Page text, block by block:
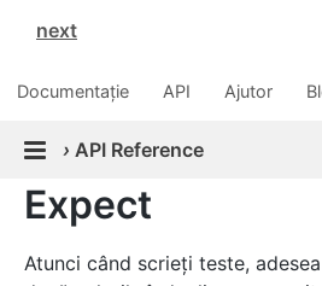
next
Documentație API Ajutor
› API Reference
Expect
Atunci când scrieți teste,